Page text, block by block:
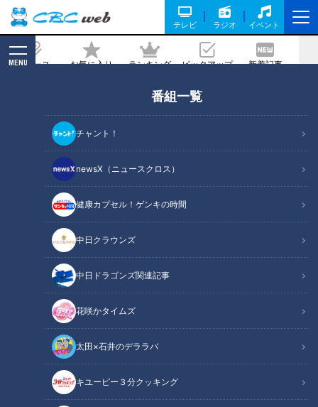
テレビ ラジオ イベント
ニュース お気に入り ランキング ピックアップ 新着記事
MENU
番組一覧
チャント！
newsX（ニュースクロス）
健康カプセル！ゲンキの時間
中日クラウンズ
中日ドラゴンズ関連記事
花咲かタイムズ
太田×石井のデララバ
キユーピー３分クッキング
…「骨」が脆くなる原因は？骨の健康を
守る方法
2025/11/23 07:10
CBCテレビ『健康カプセル！ゲンキの時間』